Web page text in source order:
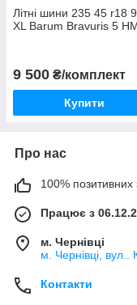
Літні шини 235 45 r18
XL Barum Bravuris 5
9 500 ₴/комплект
Купити
Про нас
100% позитивних
Працює з
м. Чернівці
м. Чернівці, вул..
Контакти